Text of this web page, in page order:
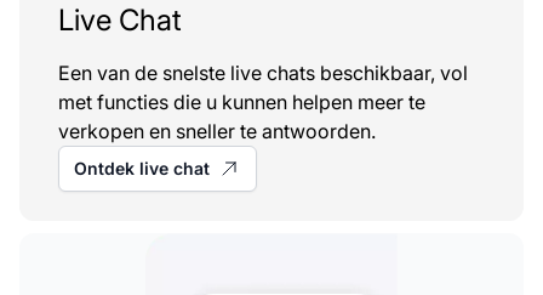
Live Chat
Een van de snelste live chats beschikbaar, vol
met functies die u kunnen helpen meer te
verkopen en sneller te antwoorden.
Ontdek live chat